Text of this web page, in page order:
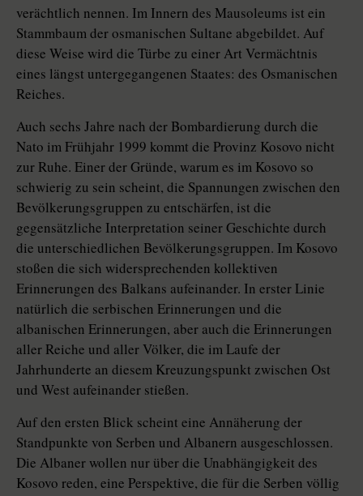
verächtlich nennen. Im Innern des Mausoleums ist ein
Stammbaum der osmanischen Sultane abgebildet. Auf
diese Weise wird die Türbe zu einer Art Vermächtnis
eines längst untergegangenen Staates: des Osmanischen
Reiches.
Auch sechs Jahre nach der Bombardierung durch die
Nato im Frühjahr 1999 kommt die Provinz Kosovo nicht
zur Ruhe. Einer der Gründe, warum es im Kosovo so
schwierig zu sein scheint, die Spannungen zwischen den
Bevölkerungsgruppen zu entschärfen, ist die
gegensätzliche Interpretation seiner Geschichte durch
die unterschiedlichen Bevölkerungsgruppen. Im Kosovo
stoßen die sich widersprechenden kollektiven
Erinnerungen des Balkans aufeinander. In erster Linie
natürlich die serbischen Erinnerungen und die
albanischen Erinnerungen, aber auch die Erinnerungen
aller Reiche und aller Völker, die im Laufe der
Jahrhunderte an diesem Kreuzungspunkt zwischen Ost
und West aufeinander stießen.
Auf den ersten Blick scheint eine Annäherung der
Standpunkte von Serben und Albanern ausgeschlossen.
Die Albaner wollen nur über die Unabhängigkeit des
Kosovo reden, eine Perspektive, die für die Serben völlig